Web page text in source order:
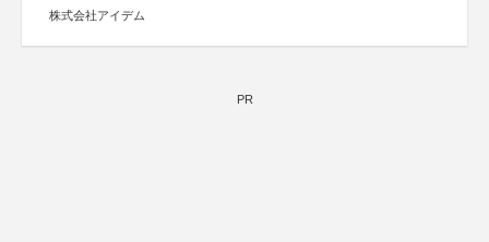
株式会社アイデム
PR